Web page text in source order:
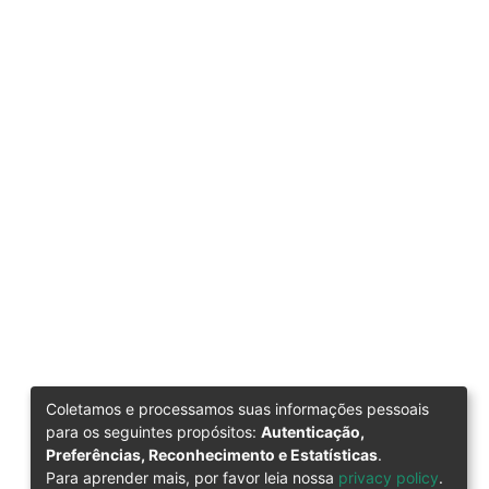
Coletamos e processamos suas informações pessoais
para os seguintes propósitos: Autenticação,
Preferências, Reconhecimento e Estatísticas.
Para aprender mais, por favor leia nossa privacy policy.